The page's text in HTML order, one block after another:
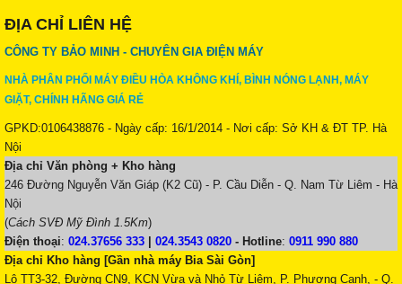
ĐỊA CHỈ LIÊN HỆ
CÔNG TY BẢO MINH - CHUYÊN GIA ĐIỆN MÁY
NHÀ PHÂN PHỐI MÁY ĐIỀU HÒA KHÔNG KHÍ, BÌNH NÓNG LẠNH, MÁY
GIẶT, CHÍNH HÃNG GIÁ RẺ
GPKD:0106438876 - Ngày cấp: 16/1/2014 - Nơi cấp: Sở KH & ĐT TP. Hà
Nội
Địa chỉ Văn phòng + Kho hàng
246 Đường Nguyễn Văn Giáp (K2 Cũ) - P. Cầu Diễn - Q. Nam Từ Liêm - Hà
Nội
(Cách SVĐ Mỹ Đình 1.5Km)
Điện thoại: 024.37656 333 024.3543 0820 - Hotline: 0911 990 880
Địa chỉ Kho hàng [Gần nhà máy Bia Sài Gòn]
Lô TT3-32, Đường CN9, KCN Vừa và Nhỏ Từ Liêm, P. Phương Canh, - Q.